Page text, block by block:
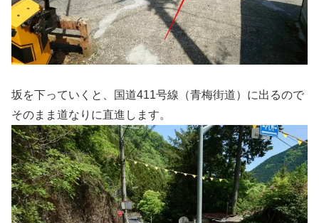
坂を下っていくと、国道411号線（青梅街道）に出るので
そのまま道なりに直進します。